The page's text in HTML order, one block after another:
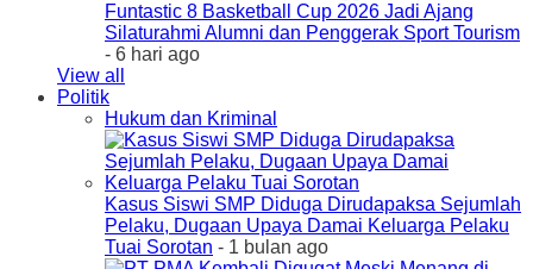
Funtastic 8 Basketball Cup 2026 Jadi Ajang
Silaturahmi Alumni dan Penggerak Sport Tourism
- 6 hari ago
View all
Politik
Hukum dan Kriminal
Kasus Siswi SMP Diduga Dirudapaksa Sejumlah
Pelaku, Dugaan Upaya Damai Keluarga Pelaku
Tuai Sorotan - 1 bulan ago